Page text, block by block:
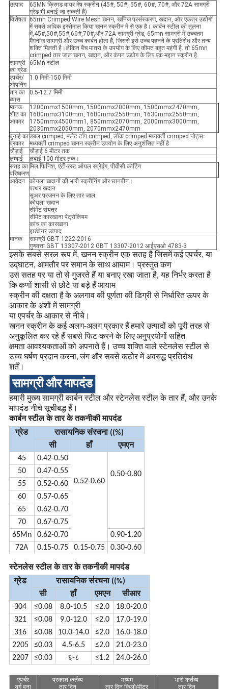
उत्पाद
65MN क्रिमड वायर मेष स्क्रीन (45#, 50#, 55#, 60#, 70#, और 72A सामग्री
ग्रेड भी बनाई जा सकती है)
विशेषता 65mn Crimped Wire Mesh खनन, खनिज प्रसंस्करण, खदान, और एकत्र उद्योगों
में सबसे अधिक इस्तेमाल किया खनन स्क्रीन में से एक है। कार्बन स्टील की तुलना
में,45#,50#,55#,60#,70#,और 72A सामग्री ग्रेड, 65mn सामग्री में उच्चतम
मैंगनीज सामग्री और उच्च कार्बन होता है, जिससे इसे उच्च पहनने के प्रतिरोध और तन्य
शक्ति मिलती है।लेकिन बैच मात्रा के उपयोग के लिए कीमत बहुत महंगी है. तो 65mn
crimped तार जाल खनन, खदान, और कंपन उद्योग के लिए एक महान स्क्रीन है.
सामग्री
का ग्रेड
65Mn स्टील
एपर्चर/
ओपनिंग
1.0 मिमी-150 मिमी
तार का
व्यास
0.5-12.7 मिमी
मानक
शीट का
आकार
1200mmx1500mm, 1500mmx2000mm, 1500mmx2470mm,
1600mmx3100mm, 1600mmx2550mm, 1630mmx2550mm,
1750mmx4500mm1, 850mmx2070mm, 2000mmx3000mm,
2030mmx2050mm, 2070mmx2470mm
बुनाई का
प्रकार
डबल crimped, फ्लैट टॉप crimped, लॉक crimped मध्यवर्ती crimped नोट्सः
मध्यवर्ती crimped खनन स्क्रीन उपयोग के लिए अनुशंसित नहीं है
चौड़ाई
चौड़ाई 6 मीटर तक
लम्बाई
लंबाई 100 मीटर तक।
सतह का
परिष्करण
मिल फिनिश, एंटी-रस्ट ऑयल स्प्रेइंग, पीवीसी कोटिंग
आवेदन
कोयला खदानों की भारी स्क्रीनिंग और छानबीन।
पत्थर खदान
सूअर प्रजनन के लिए तार जाल
कोयला खदान
सीमेंट संयंत्र
सीमेंट कारखाना पेट्रोलियम
कांच का कारखाना
हार्डवेयर उत्पाद
मानक
सामग्री GBT 1222-2016
गुणवत्ता GBT 13307-2012 GBT 13307-2012 आईएसओ 4783-3
इसके सबसे सरल रूप में, खनन स्क्रीन एक सतह है जिसमेंकई एपर्चर, या
उद्घाटन, आमतौर पर समान के साथआयाम। प्रस्तुत कण
उस सतह पर या तोसे गुजरते हैं या बनाए रखा जाता है, यह निर्भर करता है
किकणों शासी से छोटे या बड़े हैंआयाम
स्क्रीन की दक्षता हैके अलगाव की पूर्णता की डिग्री से निर्धारितऊपर के
आकार के अंशों में सामग्री
या एपर्चर के आकार से नीचे।
खनन स्क्रीन के कई अलग-अलग प्रकार हैंहमारे उत्पादों को पूरी तरह से
अनुकूलित कर रहे हैं सबसे फिट करने के लिएअनुप्रयोगों सहित
क्षमता आवश्यकताओं को अपनाते हैं। उच्च शक्ति वाले स्टेनलेस स्टील से
उच्च घर्षण प्रदान करना, जंग और सबसे कठोर में अवरुद्ध प्रतिरोध
शर्तें।
सामग्री और मापदंड
हमारी मुख्य सामग्री कार्बन स्टील और स्टेनलेस स्टील के तार हैं, और उनके
मापदंड नीचे सूचीबद्ध हैं।
कार्बन स्टील के तार के तकनीकी मापदंड
ग्रेड
रासायनिक संरचना ((%)
सी
हाँ
एमएन
45
0.42-0.50
0.52-0.60
0.50-0.80
50
0.47-0.55
55
0.52-0.60
60
0.57-0.65
65
0.62-0.70
70
0.67-0.75
65Mn
0.62-0.70
0.90-1.20
72A
0.15-0.75 0.15-0.75 0.30-0.60
स्टेनलेस स्टील के तार के तकनीकी मापदंड
ग्रेड
रासायनिक संरचना ((%)
सी
हाँ एमएन
सीआर
304
≤0.08 8.0-10.5 ≤2.0
18.0-20.0
321
≤0.08 9.0-12.0 ≤2.0
17.0-19.0
316
≤0.08 10.0-14.0 ≤2.0
16.0-18.0
2205
≤0.03 4.5-6.5 ≤2.0
21.0-23.0
2207
≤0.03 ६-८ ≤1.2 24.0-26.0
एपर्चर
वर्ग बुना
प्रकाश कर्तव्य
तार दिन
मध्यम
तार दिन किलो/मीटर
भारी कर्तव्य
तार दिन